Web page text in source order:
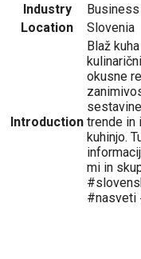
Industry
Location
Slovenia
Introduction
Blaž
okusne
trende in
kuhinjo.
mi in
#nasveti